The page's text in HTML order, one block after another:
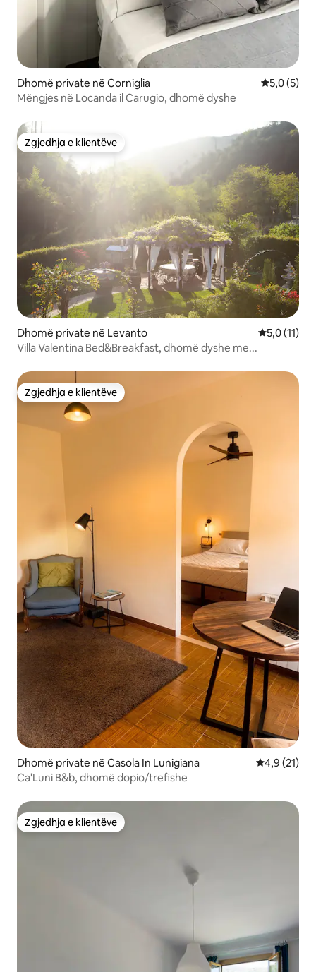
Dhomë private në Corniglia Vlerësimi
5,0 (5)
Mëngjes në Locanda il Carugio, dhomë dyshe
Zgjedhja e klientëve
Zgjedhja e klientëve
Dhomë private në Levanto Vlerësimi
5,0 (11)
Villa Valentina Bed&Breakfast, dhomë dyshe me...
Zgjedhja e klientëve
Zgjedhja e klientëve
Dhomë private në Casola In Lunigiana Vlerësimi
4,9 (21)
Ca'Luni B&b, dhomë dopio/trefishe
Zgjedhja e klientëve
Zgjedhja e klientëve